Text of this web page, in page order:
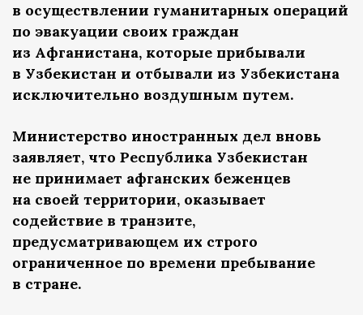
в осуществлении гуманитарных операций
по эвакуации своих граждан
из Афганистана, которые прибывали
в Узбекистан и отбывали из Узбекистана
исключительно воздушным путем.
Министерство иностранных дел вновь
заявляет, что Республика Узбекистан
не принимает афганских беженцев
на своей территории, оказывает
содействие в транзите,
предусматривающем их строго
ограниченное по времени пребывание
в стране.